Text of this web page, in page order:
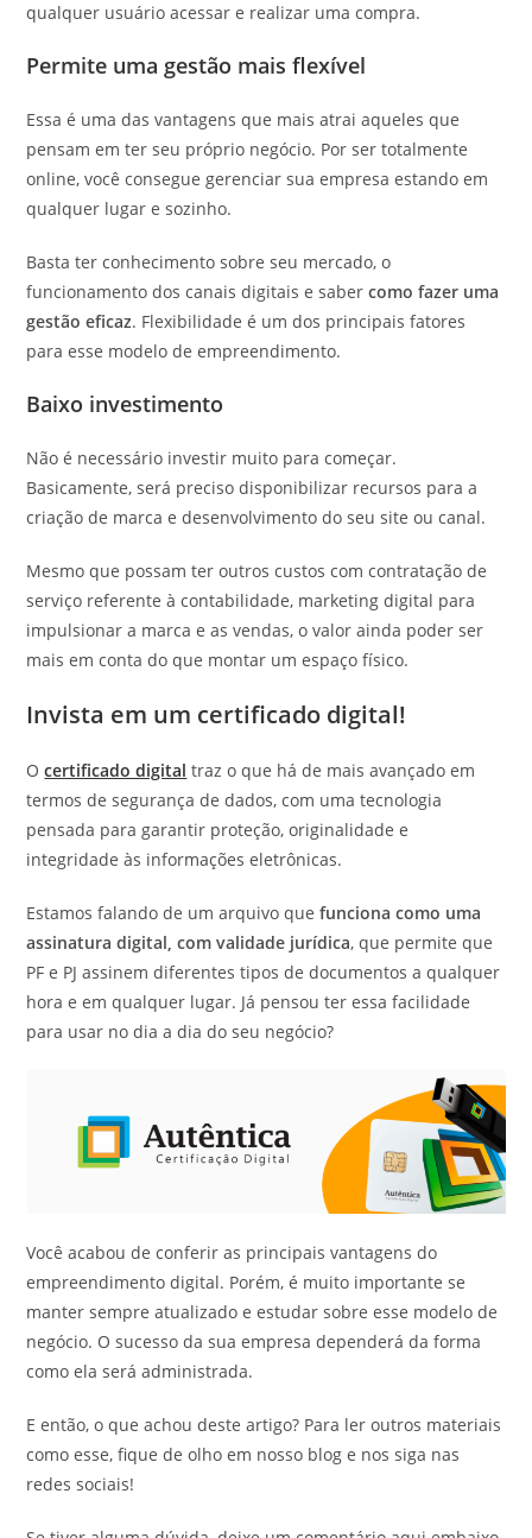
qualquer usuário acessar e realizar uma compra.
Permite uma gestão mais flexível
Essa é uma das vantagens que mais atrai aqueles que
pensam em ter seu próprio negócio. Por ser totalmente
online, você consegue gerenciar sua empresa estando em
qualquer lugar e sozinho.
Basta ter conhecimento sobre seu mercado, o
funcionamento dos canais digitais e saber como fazer uma
gestão eficaz. Flexibilidade é um dos principais fatores
para esse modelo de empreendimento.
Baixo investimento
Não é necessário investir muito para começar.
Basicamente, será preciso disponibilizar recursos para a
criação de marca e desenvolvimento do seu site ou canal.
Mesmo que possam ter outros custos com contratação de
serviço referente à contabilidade, marketing digital para
impulsionar a marca e as vendas, o valor ainda poder ser
mais em conta do que montar um espaço físico.
Invista em um certificado digital!
O certificado digital traz o que há de mais avançado em
termos de segurança de dados, com uma tecnologia
pensada para garantir proteção, originalidade e
integridade às informações eletrônicas.
Estamos falando de um arquivo quefunciona como uma
assinatura digital, com validade jurídica, que permite que
PF e PJ assinem diferentes tipos de documentos a qualquer
hora e em qualquer lugar. Já pensou ter essa facilidade
para usar no dia a dia do seu negócio?
Você acabou de conferir as principais vantagens do
empreendimento digital. Porém, é muito importante se
manter sempre atualizado e estudar sobre esse modelo de
negócio. O sucesso da sua empresa dependerá da forma
como ela será administrada.
E então, o que achou deste artigo? Para ler outros materiais
como esse, fique de olho em nosso blog e nos siga nas
redes sociais!